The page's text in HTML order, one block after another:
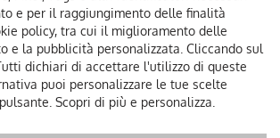
e per il raggiungimento delle finalità
policy, tra cui il miglioramento delle
e la pubblicità personalizzata. Cliccando sul
dichiari di accettare l'utilizzo di queste
puoi personalizzare le tue scelte
Scopri di più e personalizza.